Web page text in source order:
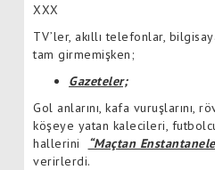
XXX
TV’ler, akıllı telefonlar,
tam girmemişken;
Gazeteler;
Gol anlarını, kafa vuruşlarını,
köşeye yatan kalecileri,
hallerini
“Maçtan
verirlerdi.